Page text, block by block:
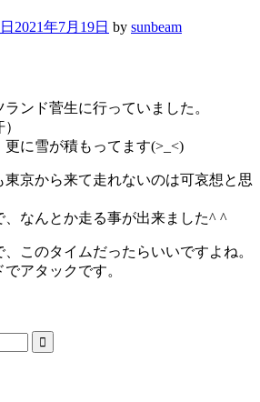
2021年7月19日 by sunbeam
ンド菅生に行っていました。
に雪が積もってます(>_<)
東京から来て走れないのは可哀想と思
なんとか走る事が出来ました^ ^
このタイムだったらいいですよね。
アタックです。